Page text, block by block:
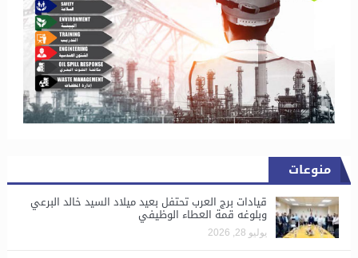
منوعات
قيادات برج العرب تحتفل بعيد ميلاد السيد خالد البرعي
وبلوغه قمة العطاء الوظيفي
يوليو 28, 2026